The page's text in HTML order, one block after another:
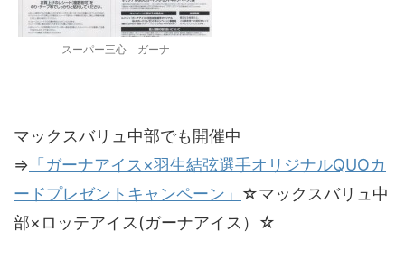
スーパー三心 ガーナ
マックスバリュ中部でも開催中
⇒ 「ガーナアイス×羽生結弦選手オリジナルQUOカ
ードプレゼントキャンペーン」 ☆マックスバリュ中
部×ロッテアイス(ガーナアイス）☆